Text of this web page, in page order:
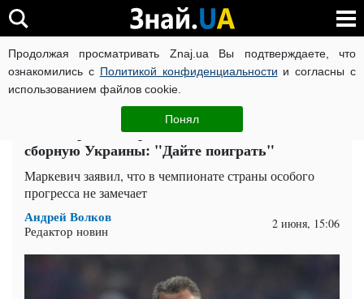
Продолжая просматривать Znaj.ua Вы подтверждаете, что
ознакомились с Политикой конфиденциальности и согласны с
использованием файлов cookie.
Понял
ВОЙНА РОССИИ ПРОТИВ УКРАИНЫ КОРОНАВИРУС В
ЧИТАТИ УКРАЇНСЬКОЮ
Легендарный Маркевич поделился планами на
сборную Украины: "Дайте поиграть"
Маркевич заявил, что в чемпионате страны особого
прогресса не замечает
Андрей Волков
Редактор новин 2 июня, 15:06